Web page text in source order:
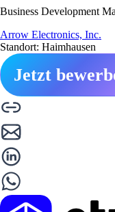
Business Development
Arrow Electronics, Inc.
Standort: Haimhausen
Jetzt